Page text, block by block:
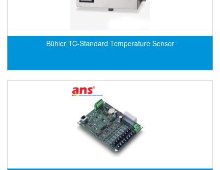
EMCSOSIN
Bühler TC-Standard Temperature Sensor